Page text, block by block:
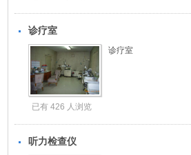
诊疗室
诊疗室
已有 426 人浏览
听力检查仪